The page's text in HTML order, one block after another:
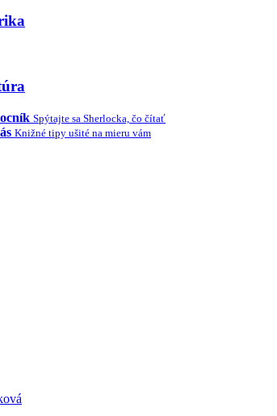
Spýtajte sa Sherlocka, čo čítať
Knižné tipy ušité na mieru vám